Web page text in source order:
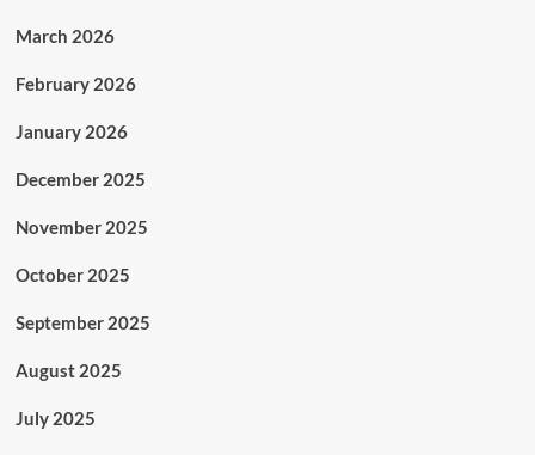
March 2026
February 2026
January 2026
December 2025
November 2025
October 2025
September 2025
August 2025
July 2025